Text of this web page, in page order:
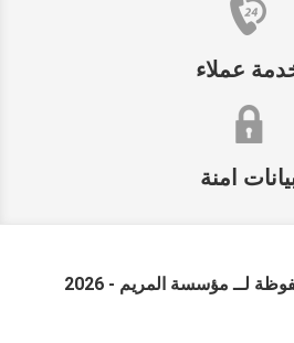
عملاء
امنة
لــ مؤسسة المريم - 2026